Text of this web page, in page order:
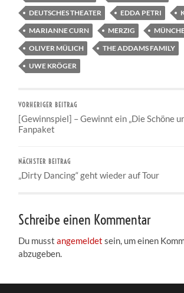
DEUTSCHES THEATER
EDDA PETRI
MARIANNE CURN
MERZIG
OLIVER MÜLICH
THE ADDAMS FAMILY
UWE KRÖGER
VORHERIGER BEITRAG
[Gewinnspiel] – Gewinnt ein „Die Schöne
Fanpaket
NÄCHSTER BEITRAG
„Dirty Dancing“ geht wieder auf Tour
Schreibe einen Kommentar
Du musstangemeldet sein, um einen
abzugeben.